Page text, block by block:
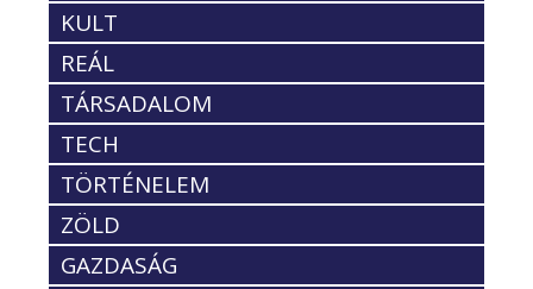
KULT
REÁL
TÁRSADALOM
TECH
TÖRTÉNELEM
ZÖLD
GAZDASÁG